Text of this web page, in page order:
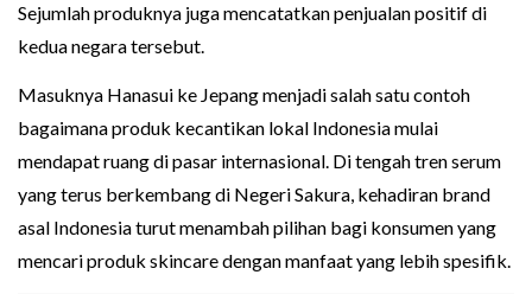
Sejumlah produknya juga mencatatkan penjualan positif di
kedua negara tersebut.
Masuknya Hanasui ke Jepang menjadi salah satu contoh
bagaimana produk kecantikan lokal Indonesia mulai
mendapat ruang di pasar internasional. Di tengah tren serum
yang terus berkembang di Negeri Sakura, kehadiran brand
asal Indonesia turut menambah pilihan bagi konsumen yang
mencari produk skincare dengan manfaat yang lebih spesifik.